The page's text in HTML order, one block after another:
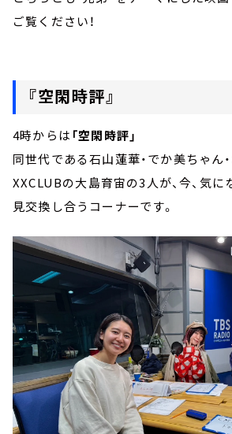
ご覧ください！
『空閑時評』
4時からは 「空閑時評」
同世代である石山蓮華・でか美ちゃん
XXCLUBの大島育宙の3人が、今、気
見交換し合うコーナーです。